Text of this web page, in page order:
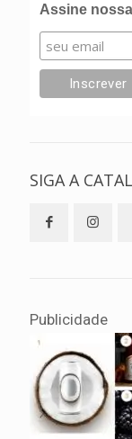
Assine
SIGA A
Publicidade